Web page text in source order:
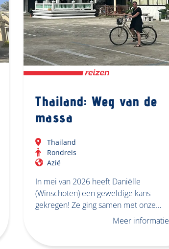
Thailand: Weg van de
massa
Thailand
Rondreis
Azië
In mei van 2026 heeft Daniëlle
(Winschoten) een geweldige kans
gekregen! Ze ging samen met onze…
Meer informatie